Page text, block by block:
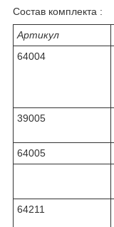
Состав комплекта :
Артикул
64004
39005
64005
64211